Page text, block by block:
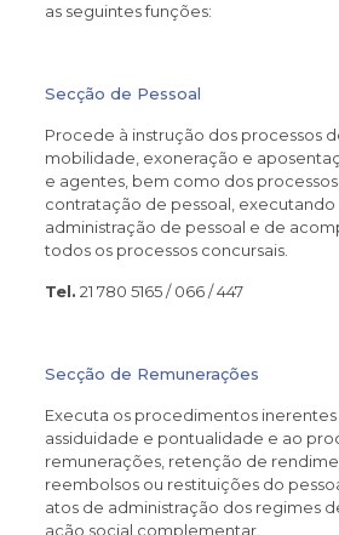
as seguintes funções:
Secção de Pessoal
Procede à instrução dos processos
mobilidade, exoneração e
e agentes, bem como dos
contratação de pessoal, executando
administração de pessoal e de
todos os processos concursais.
Tel. 21 780 5165 / 066 / 447
Secção de Remunerações
Executa os procedimentos
assiduidade e pontualidade e ao
remunerações, retenção de
reembolsos ou restituições do
atos de administração dos regimes
ação social complementar.